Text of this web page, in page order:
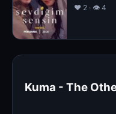
❤️ 2 · 👁 4
Kuma - The